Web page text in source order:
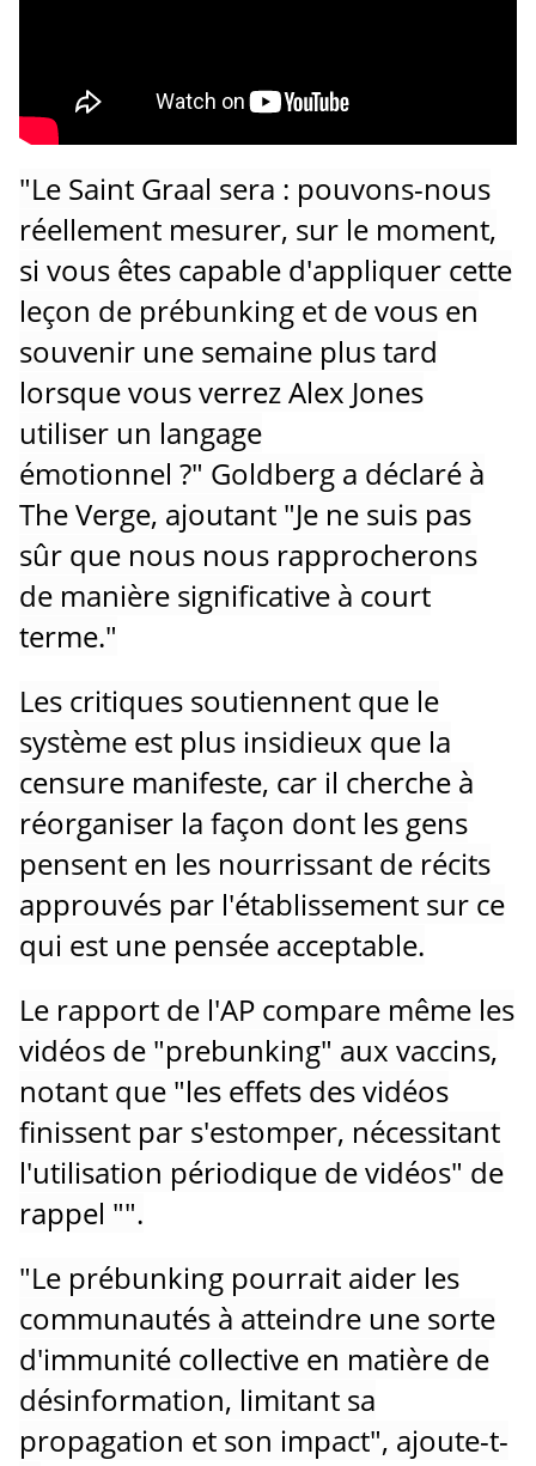
"Le Saint Graal sera : pouvons-nous
réellement mesurer, sur le moment,
si vous êtes capable d'appliquer cette
leçon de prébunking et de vous en
souvenir une semaine plus tard
lorsque vous verrez Alex Jones
utiliser un langage
émotionnel ?" Goldberg a déclaré à
The Verge, ajoutant "Je ne suis pas
sûr que nous nous rapprocherons
de manière significative à court
terme."
Les critiques soutiennent que le
système est plus insidieux que la
censure manifeste, car il cherche à
réorganiser la façon dont les gens
pensent en les nourrissant de récits
approuvés par l'établissement sur ce
qui est une pensée acceptable.
Le rapport de l'AP compare même les
vidéos de "prebunking" aux vaccins,
notant que "les effets des vidéos
finissent par s'estomper, nécessitant
l'utilisation périodique de vidéos" de
rappel "".
"Le prébunking pourrait aider les
communautés à atteindre une sorte
d'immunité collective en matière de
désinformation, limitant sa
propagation et son impact", ajoute-t-